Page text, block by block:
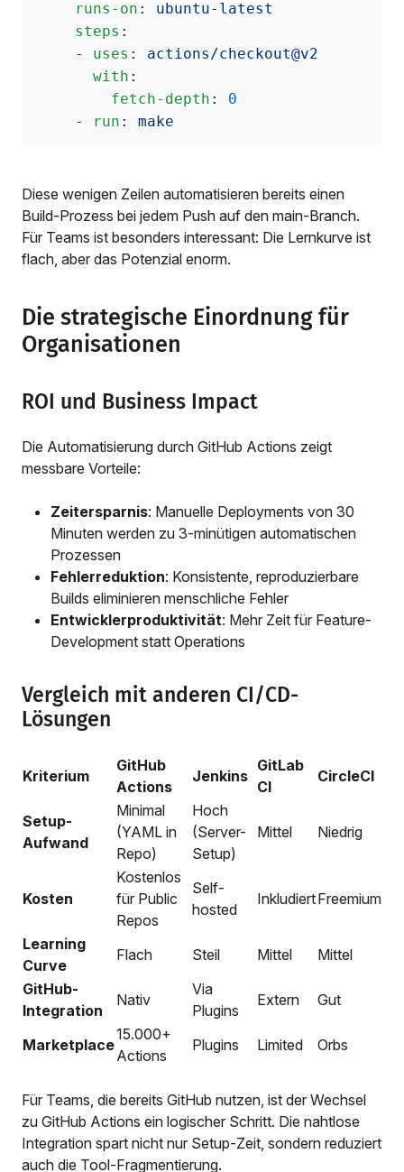
    runs-on
: ubuntu-latest
    steps
:
    -
uses : actions/checkout@v2
      with
:
        fetch-depth
: 0
    -
run : make
Diese wenigen Zeilen automatisieren bereits einen
Build-Prozess bei jedem Push auf den main-Branch.
Für Teams ist besonders interessant: Die Lernkurve ist
flach, aber das Potenzial enorm.
Die strategische Einordnung für
Organisationen
ROI und Business Impact
Die Automatisierung durch GitHub Actions zeigt
messbare Vorteile:
Zeitersparnis: Manuelle Deployments von 30
Minuten werden zu 3-minütigen automatischen
Prozessen
Fehlerreduktion: Konsistente, reproduzierbare
Builds eliminieren menschliche Fehler
Entwicklerproduktivität: Mehr Zeit für Feature-
Development statt Operations
Vergleich mit anderen CI/CD-
Lösungen
Kriterium
GitHub
Actions
Jenkins
GitLab
CI
CircleCI
Setup-
Aufwand
Minimal
(YAML in
Repo)
Hoch
(Server-
Setup)
Mittel Niedrig
Kosten
Kostenlos
für Public
Repos
Self-
hosted
InkludiertFreemium
Learning
Curve
Flach Steil Mittel
Mittel
GitHub-
Integration
Nativ
Via
Plugins
Extern Gut
Marketplace
15.000+
Actions
Plugins Limited Orbs
Für Teams, die bereits GitHub nutzen, ist der Wechsel
zu GitHub Actions ein logischer Schritt. Die nahtlose
Integration spart nicht nur Setup-Zeit, sondern reduziert
auch die Tool-Fragmentierung.